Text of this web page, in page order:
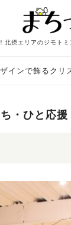
北摂エリアのジモト
インで飾るクリ
・ひと応援